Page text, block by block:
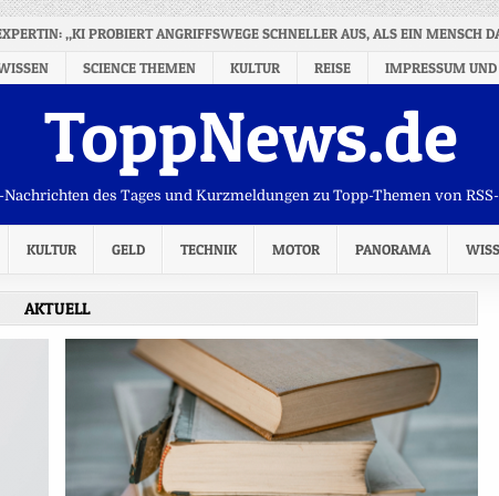
„KI PROBIERT ANGRIFFSWEGE SCHNELLER AUS, ALS EIN MENSCH
SCIENCE THEMEN KULTUR REISE IMPRESSUM UND
ToppNews.de
Nachrichten des Tages und Kurzmeldungen zu Topp-Themen von
KULTUR GELD TECHNIK MOTOR PANORAMA
AKTUELL